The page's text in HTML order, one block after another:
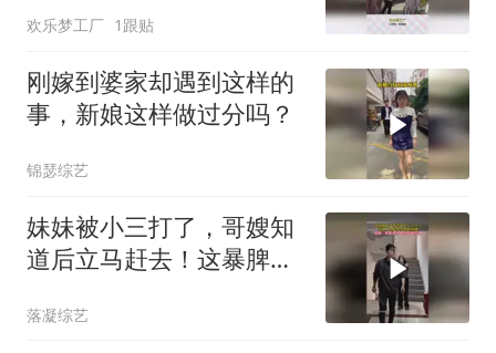
欢乐梦工厂 1跟贴
刚嫁到婆家却遇到这样的
事，新娘这样做过分吗？
锦瑟综艺
妹妹被小三打了，哥嫂知
道后立马赶去！这暴脾
落凝综艺